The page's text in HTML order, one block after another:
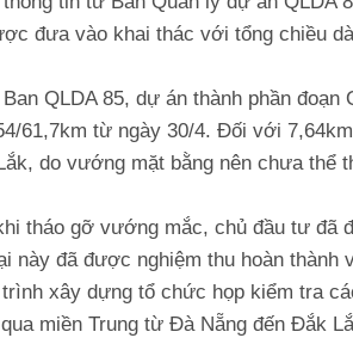
đưa vào khai thác với tổng chiều
QLDA 85, dự án thành phần
61,7km từ ngày 30/4. Đối với
do vướng mặt bằng nên chưa thể
tháo gỡ vướng mắc, chủ đầu tư đã
này đã được nghiệm thu hoàn
xây dựng tổ chức họp kiểm tra
miền Trung từ Đà Nẵng đến Đắk